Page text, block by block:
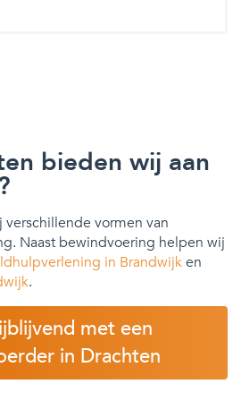
bieden wij aan
vormen van
Naast bewindvoering helpen wij
in Brandwijken
.
met een
in Drachten